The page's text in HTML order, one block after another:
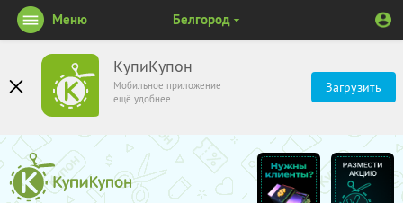
КупиКупон
Мобильное приложение
ещё удобнее
Загрузить
Меню Белгород